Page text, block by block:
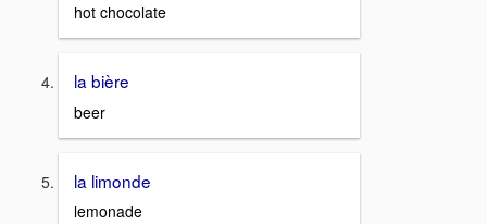
hot chocolate
la bière
beer
la limonde
lemonade